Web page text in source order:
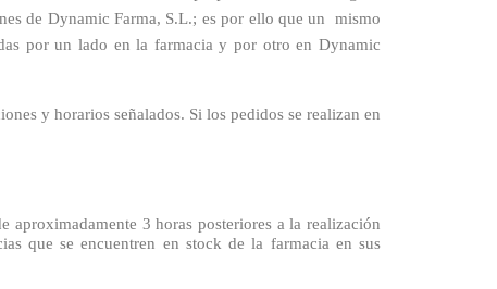
de Dynamic Farma, S.L.; es por ello que un mismo
por un lado en la farmacia y por otro en Dynamic
y horarios señalados. Si los pedidos se realizan en
3 horas posteriores a la realización
que se encuentren en stock de la farmacia en sus